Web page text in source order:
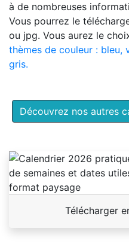
à de nombreuses
Vous pourrez le
ou jpg. Vous aurez le
thèmes de couleur : bleu,
gris.
Découvrez nos autres
Télécharger